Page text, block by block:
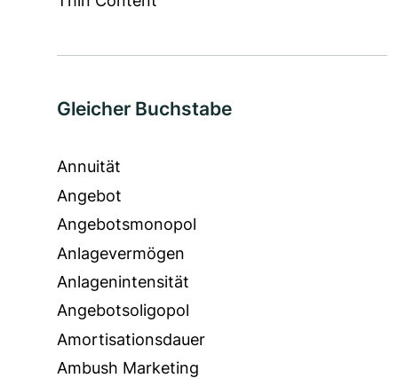
Gleicher Buchstabe
Annuität
Angebot
Angebotsmonopol
Anlagevermögen
Anlagenintensität
Angebotsoligopol
Amortisationsdauer
Ambush Marketing